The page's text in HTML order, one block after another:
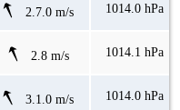
2.7.0 m/s 1014.0 hPa
2.8 m/s 1014.1 hPa
3.1.0 m/s 1014.0 hPa